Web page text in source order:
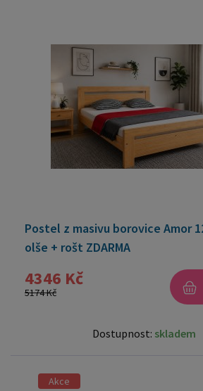
Postel z masivu borovice Amor
olše + rošt ZDARMA
4346 Kč
5174 Kč
Dostupnost: skladem
Akce